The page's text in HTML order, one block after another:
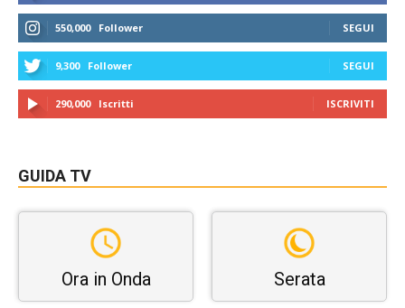
550,000 Follower SEGUI
9,300 Follower SEGUI
290,000 Iscritti ISCRIVITI
GUIDA TV
Ora in Onda Serata